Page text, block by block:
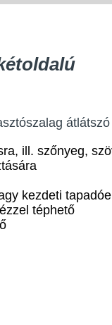
ill. szőnyeg,
kezdeti
téphető